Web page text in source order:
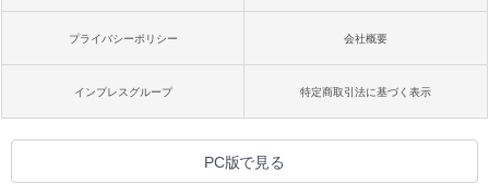
プライバシーポリシー 会社概要
インプレスグループ 特定商取引法に基づく表示
PC版で見る